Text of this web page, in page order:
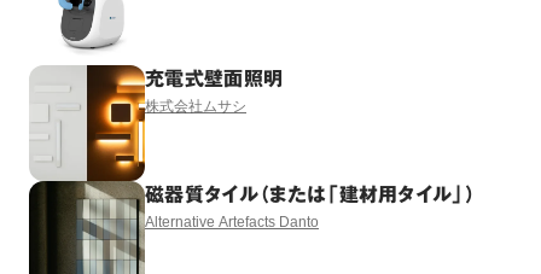
充電式壁面照明
株式会社ムサシ
磁器質タイル（または「建材用タイル」）
Alternative Artefacts Danto